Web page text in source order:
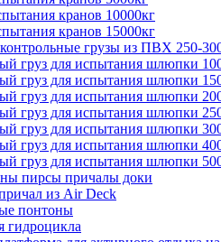
кранов 10000кг
кранов 15000кг
грузы из ПВХ 250-
груз для испытания шлюпки
груз для испытания шлюпки
груз для испытания шлюпки
груз для испытания шлюпки
груз для испытания шлюпки
груз для испытания шлюпки
груз для испытания шлюпки
пирсы причалы доки
из Air Deck
понтоны
гидроцикла